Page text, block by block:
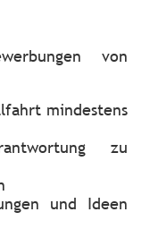
von
mindestens
zu
und Ideen